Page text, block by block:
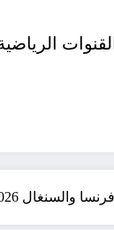
في كأس العالم والقنوات الناقلة